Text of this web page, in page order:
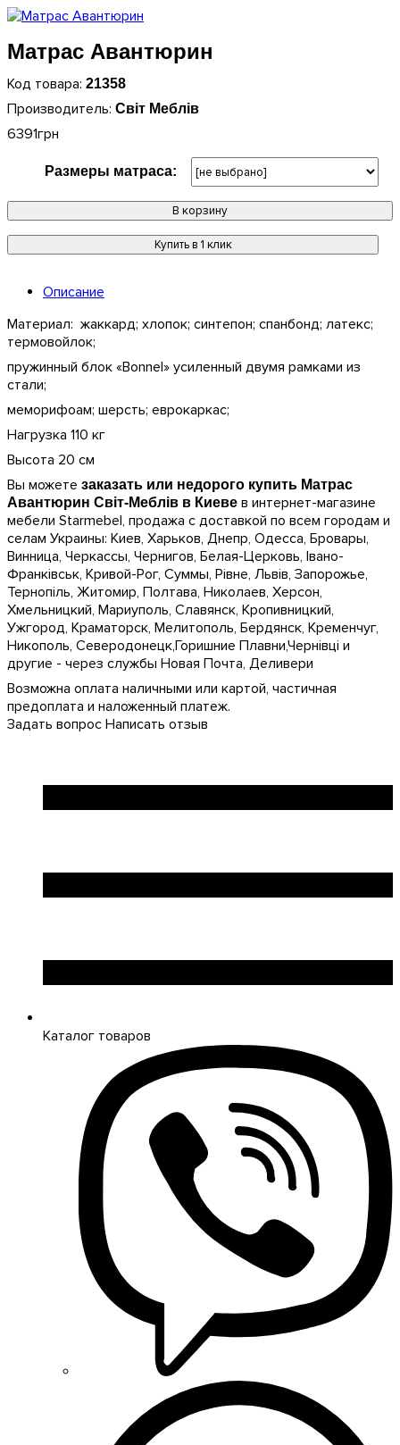
Матраc Авантюрин
21358
Світ Меблів
6391грн
Размеры матраса:
В корзину
Купить в 1 клик
Описание
Материал: жаккард; хлопок; синтепон; спанбонд; латекс;
термовойлок;
пружинный блок «Bonnel» усиленный двумя рамками из
стали;
меморифоам; шерсть; еврокаркас;
Нагрузка 110 кг
Высота 20 см
Вы можете заказать или недорого купить Матрас
Авантюрин Світ-Меблів в Киеве в интернет-магазине
мебели Starmebel, продажа с доставкой по всем городам и
селам Украины: Киев, Харьков, Днепр, Одесса, Бровары,
Винница, Черкассы, Чернигов, Белая-Церковь, Івано-
Франківськ, Кривой-Рог, Суммы, Рівне, Львів, Запорожье,
Тернопіль, Житомир, Полтава, Николаев, Херсон,
Хмельницкий, Мариуполь, Славянск, Кропивницкий,
Ужгород, Краматорск, Мелитополь, Бердянск, Кременчуг,
Никополь, Северодонецк,Горишние Плавни,Чернівці и
другие - через службы Новая Почта, Деливери
Возможна оплата наличными или картой, частичная
предоплата и наложенный платеж.
Задать вопрос Написать отзыв
Каталог товаров